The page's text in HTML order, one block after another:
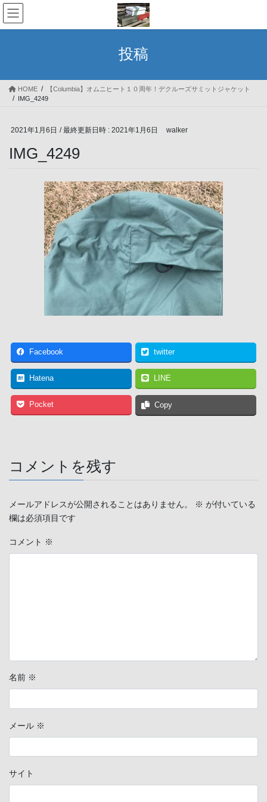
コ
ン
テ
ス
ナ
ビ
ゲ
ン
投稿
HOME
【Columbia】オムニヒート１０周年！デクルーズサミットジャケット
IMG_4249
2021年1月6日 / 最終更新日時 : 2021年1月6日 walker
IMG_4249
Facebook twitter
Hatena LINE
Pocket Copy
コメントを残す
メールアドレスが公開されることはありません。 ※ が付いている
欄は必須項目です
コメント ※
名前 ※
メール ※
サイト